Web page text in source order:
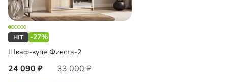
-27%
Шкаф-купе Фиеста-2
24 090 33 000